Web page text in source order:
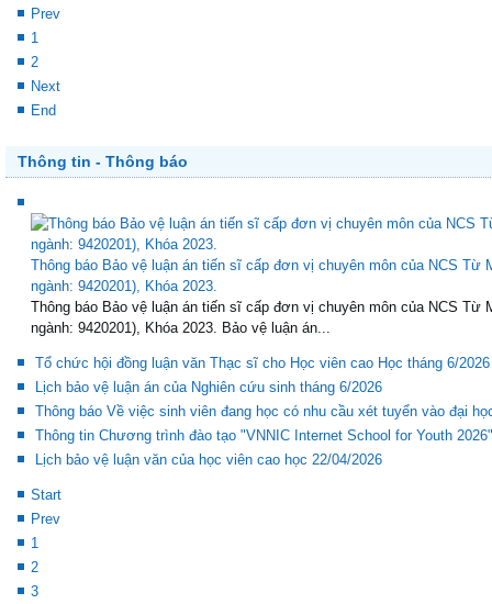
Start
Prev
1
2
End
Thông tin - Thông báo
Thông báo Bảo vệ luận án tiến sĩ cấp đơn vị chuyên môn của NCS Từ
ngành: 9420201), Khóa 2023.
Thông báo Bảo vệ luận án tiến sĩ cấp đơn vị chuyên môn của NCS Từ
ngành: 9420201), Khóa 2023. Bảo vệ luận án...
Tổ chức hội đồng luận văn Thạc sĩ cho Học viên cao Học tháng 6/2026
Lịch bảo vệ luận án của Nghiên cứu sinh tháng 6/2026
Thông báo Về việc sinh viên đang học có nhu cầu xét tuyển vào đại
Start
Prev
1